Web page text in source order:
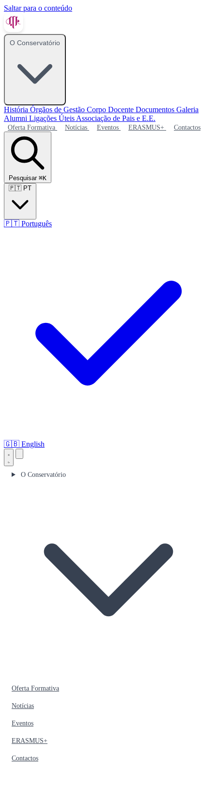
Saltar para o conteúdo
O Conservatório
História Órgãos de Gestão Corpo Docente Documentos Galeria
Alumni Ligações Úteis Associação de Pais e E.E.
Oferta Formativa Notícias Eventos ERASMUS+ Contactos
Pesquisar ⌘K
🇵🇹 PT
🇵🇹 Português
🇬🇧 English
O Conservatório
Oferta Formativa
Notícias
Eventos
ERASMUS+
Contactos